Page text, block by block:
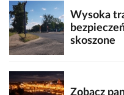
Wysoka
skoszone
Zobacz